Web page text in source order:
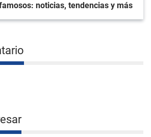
noticias, tendencias y más